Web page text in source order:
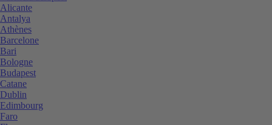
Alicante
Antalya
Athènes
Barcelone
Bari
Bologne
Budapest
Catane
Dublin
Edimbourg
Faro